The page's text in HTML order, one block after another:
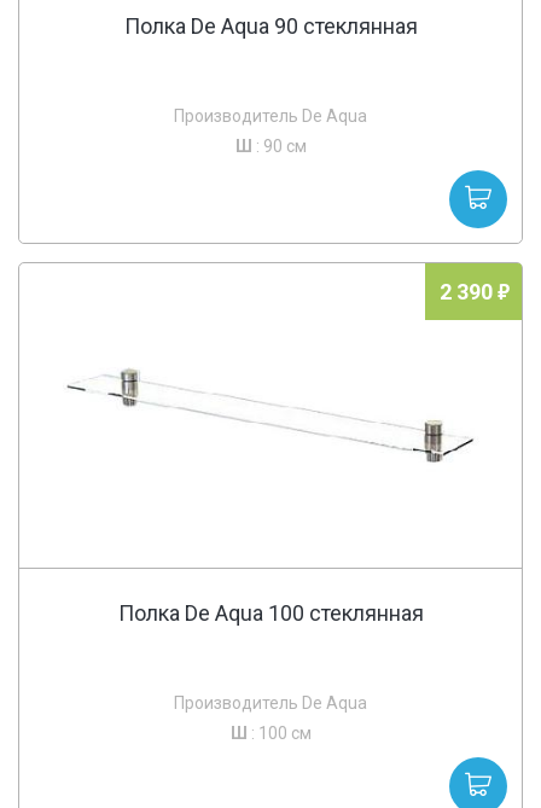
Полка De Aqua 90 стеклянная
Производитель De Aqua
Ш : 90 см
2 390
Полка De Aqua 100 стеклянная
Производитель De Aqua
Ш : 100 см